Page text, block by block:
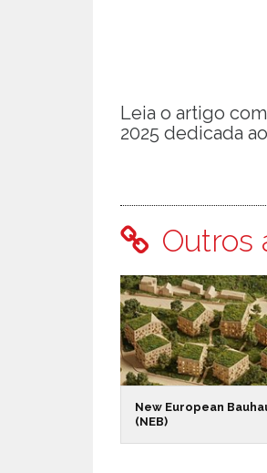
Leia o artigo
2025 dedicada
Outros
New European
(NEB)